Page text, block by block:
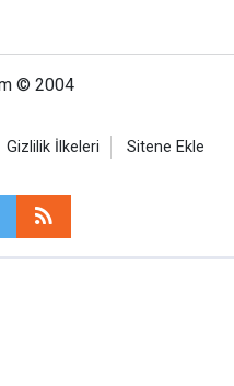
© 2004
Gizlilik İlkeleri Sitene Ekle